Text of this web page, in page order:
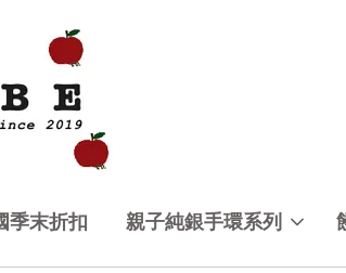
季末折扣 親子純銀手環系列